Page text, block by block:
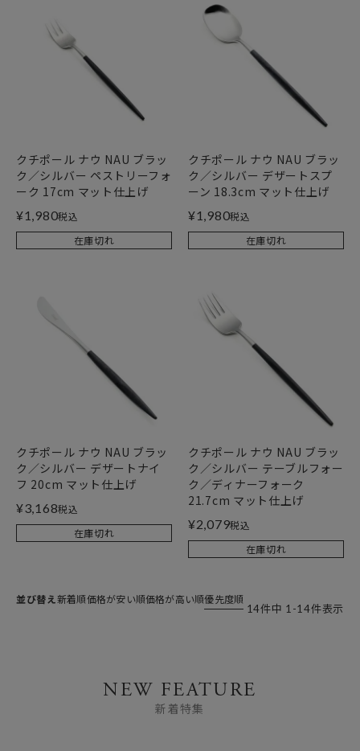
クチポール ナウ NAU ブラッ
ク／シルバー ペストリーフォ
ーク 17cm マット仕上げ
¥1,980税込
在庫切れ
クチポール ナウ NAU ブラッ
ク／シルバー デザートスプ
ーン 18.3cm マット仕上げ
¥1,980税込
在庫切れ
クチポール ナウ NAU ブラッ
ク／シルバー デザートナイ
フ 20cm マット仕上げ
¥3,168税込
在庫切れ
クチポール ナウ NAU ブラッ
ク／シルバー テーブルフォー
ク／ディナーフォーク
21.7cm マット仕上げ
¥2,079税込
在庫切れ
並び替え 新着順価格が安い順価格が高い順優先度順
14件中 1 -14件表示
NEW FEATURE
新着特集